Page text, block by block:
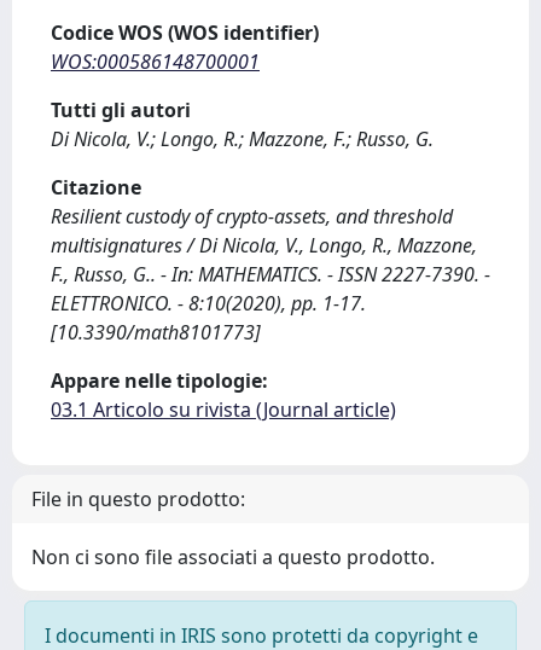
Codice WOS (WOS identifier)
WOS:000586148700001
Tutti gli autori
Di Nicola, V.; Longo, R.; Mazzone, F.; Russo, G.
Citazione
Resilient custody of crypto-assets, and threshold
multisignatures / Di Nicola, V., Longo, R., Mazzone,
F., Russo, G.. - In: MATHEMATICS. - ISSN 2227-7390. -
ELETTRONICO. - 8:10(2020), pp. 1-17.
[10.3390/math8101773]
Appare nelle tipologie:
03.1 Articolo su rivista (Journal article)
File in questo prodotto:
Non ci sono file associati a questo prodotto.
I documenti in IRIS sono protetti da copyright e